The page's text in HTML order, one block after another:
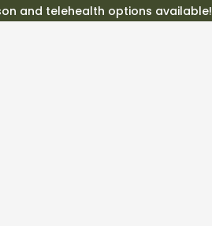
and telehealth options available!